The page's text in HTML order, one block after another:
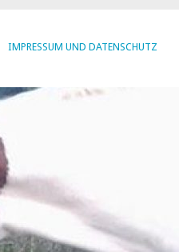
IMPRESSUM UND DATENSCHUTZ